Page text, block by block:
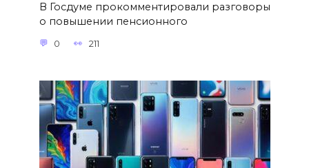
В Госдуме прокомментировали разговоры
о повышении пенсионного
0 211